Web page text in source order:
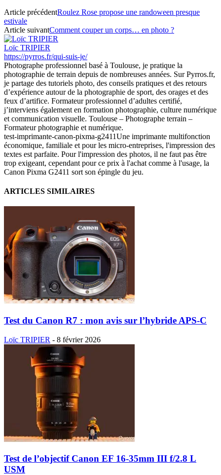
Article précédentRoulez Rose propose une randoween presque
estivale
Article suivantComment couper un corps… en photo ?
Loïc TRIPIER
https://pyrros.fr/qui-suis-je/
Photographe professionnel basé à Toulouse, je pratique la
photographie de terrain depuis de nombreuses années. Sur Pyrros.fr,
je partage des tutoriels photo, des conseils pratiques et des retours
d’expérience autour de la photographie de sport, des orages et des
feux d’artifice. Formateur professionnel d’adultes certifié,
j’interviens également en formation photographie, culture numérique
et communication visuelle. Toulouse – Photographe terrain –
Formateur photographie et numérique.
test-imprimante-canon-pixma-g2411Une imprimante multifonction
économique, familiale et pour les micro-entreprises, l'impression des
textes est parfaite. Pour l'impression des photos, il ne faut pas être
trop exigeant, cependant pour ce prix à l'achat comme à l'usage, la
Canon Pixma G2411 sort son épingle du jeu.
ARTICLES SIMILAIRES
Test du Canon R7 : mon avis sur l’hybride APS-C
Loïc TRIPIER - 8 février 2026
Test de l’objectif Canon EF 16-35mm III f/2.8 L
USM